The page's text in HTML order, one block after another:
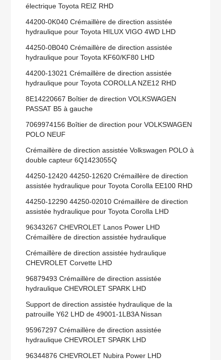
électrique Toyota REIZ RHD
44200-0K040 Crémaillère de direction assistée
hydraulique pour Toyota HILUX VIGO 4WD LHD
44250-0B040 Crémaillère de direction assistée
hydraulique pour Toyota KF60/KF80 LHD
44200-13021 Crémaillère de direction assistée
hydraulique pour Toyota COROLLA NZE12 RHD
8E14220667 Boîtier de direction VOLKSWAGEN
PASSAT B5 à gauche
7069974156 Boîtier de direction pour VOLKSWAGEN
POLO NEUF
Crémaillère de direction assistée Volkswagen POLO à
double capteur 6Q1423055Q
44250-12420 44250-12620 Crémaillère de direction
assistée hydraulique pour Toyota Corolla EE100 RHD
44250-12290 44250-02010 Crémaillère de direction
assistée hydraulique pour Toyota Corolla LHD
96343267 CHEVROLET Lanos Power LHD
Crémaillère de direction assistée hydraulique
Crémaillère de direction assistée hydraulique
CHEVROLET Corvette LHD
96879493 Crémaillère de direction assistée
hydraulique CHEVROLET SPARK LHD
Support de direction assistée hydraulique de la
patrouille Y62 LHD de 49001-1LB3A Nissan
95967297 Crémaillère de direction assistée
hydraulique CHEVROLET SPARK LHD
96344876 CHEVROLET Nubira Power LHD